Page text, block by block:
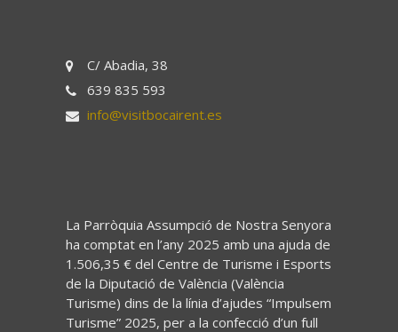
C/ Abadia, 38
639 835 593
info@visitbocairent.es
La Parròquia Assumpció de Nostra Senyora
ha comptat en l’any 2025 amb una ajuda de
1.506,35 € del Centre de Turisme i Esports
de la Diputació de València (València
Turisme) dins de la línia d’ajudes “Impulsem
Turisme” 2025, per a la confecció d’un full